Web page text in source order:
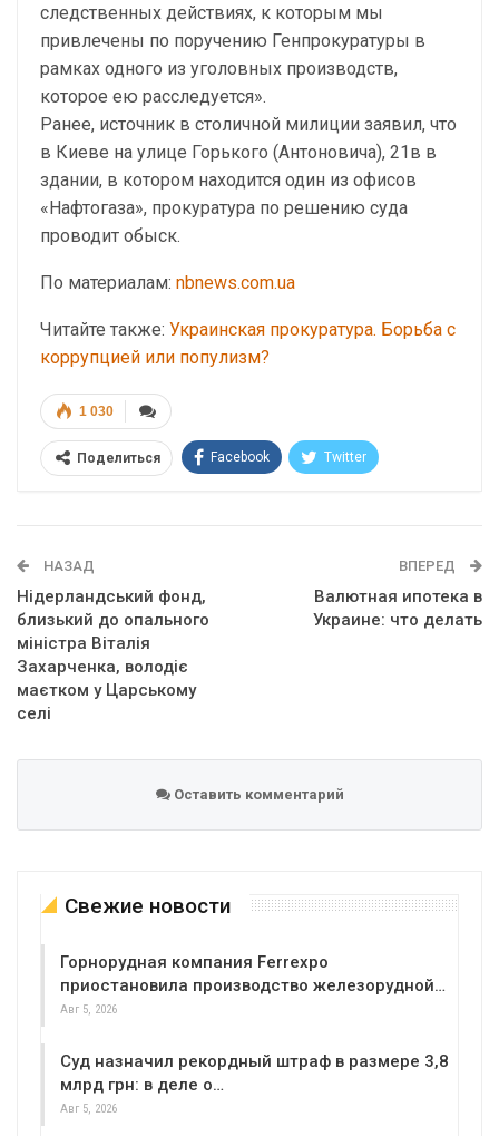
следственных действиях, к которым мы
привлечены по поручению Генпрокуратуры в
рамках одного из уголовных производств,
которое ею расследуется».
Ранее, источник в столичной милиции заявил, что
в Киеве на улице Горького (Антоновича), 21в в
здании, в котором находится один из офисов
«Нафтогаза», прокуратура по решению суда
проводит обыск.
По материалам: nbnews.com.ua
Читайте также: Украинская прокуратура. Борьба с
коррупцией или популизм?
1 030
Поделиться Facebook Twitter
НАЗАД
Нідерландський фонд,
близький до опального
міністра Віталія
Захарченка, володіє
маєтком у Царському
селі
ВПЕРЕД
Валютная ипотека в
Украине: что делать
Оставить комментарий
Свежие новости
Горнорудная компания Ferrexpo
приостановила производство железорудной…
Авг 5, 2026
Суд назначил рекордный штраф в размере 3,8
млрд грн: в деле о…
Авг 5, 2026